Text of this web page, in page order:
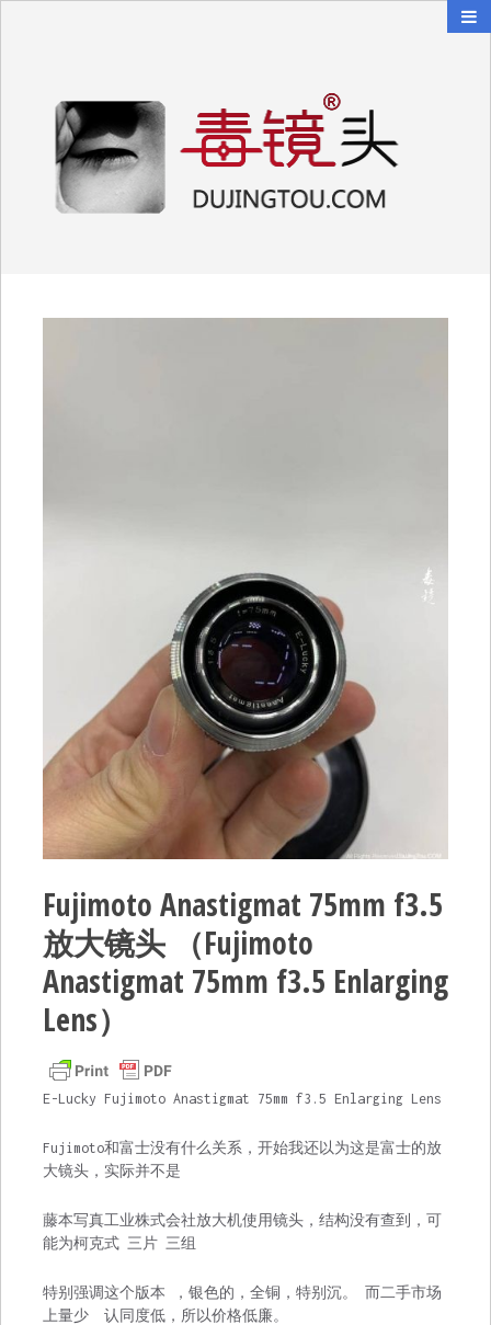
Fujimoto Anastigmat 75mm f3.5
放大镜头 （Fujimoto
Anastigmat 75mm f3.5 Enlarging
Lens）
E-Lucky Fujimoto Anastigmat 75mm f3.5 Enlarging Lens
Fujimoto和富士没有什么关系，开始我还以为这是富士的放
大镜头，实际并不是
藤本写真工业株式会社放大机使用镜头，结构没有查到，可
能为柯克式 三片 三组
特别强调这个版本 ，银色的，全铜，特别沉。 而二手市场
上量少 认同度低，所以价格低廉。